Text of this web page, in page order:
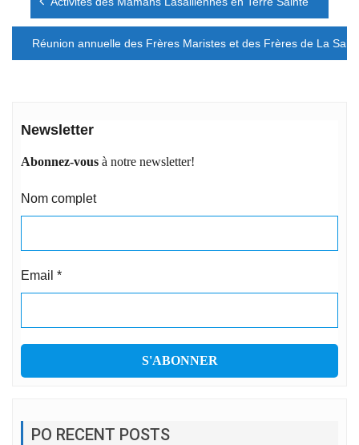
l’article
Réunion annuelle des Frères Maristes et des Frères de La Salle
Newsletter
Abonnez-vous à notre newsletter!
Nom complet
Email *
PO RECENT POSTS